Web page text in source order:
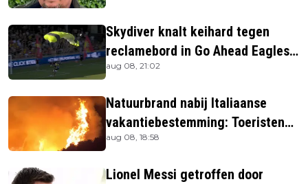
Skydiver knalt keihard tegen
reclamebord in Go Ahead Eagles-
stadion
aug 08, 21:02
Natuurbrand nabij Italiaanse
vakantiebestemming: Toeristen
uit verblijven gehaald
aug 08, 18:58
Lionel Messi getroffen door